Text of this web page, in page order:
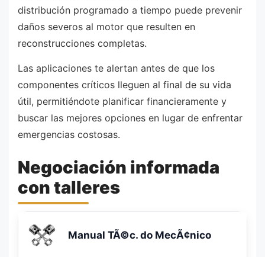
distribución programado a tiempo puede prevenir
daños severos al motor que resulten en
reconstrucciones completas.
Las aplicaciones te alertan antes de que los
componentes críticos lleguen al final de su vida
útil, permitiéndote planificar financieramente y
buscar las mejores opciones en lugar de enfrentar
emergencias costosas.
Negociación informada
con talleres
Manual TÃ©c. do MecÃ¢nico